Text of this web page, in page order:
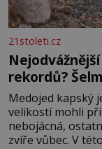
21stoleti.cz
rekordů?
Medojed kapský
velikostí mohli
nebojácná,
zvíře vůbec. V